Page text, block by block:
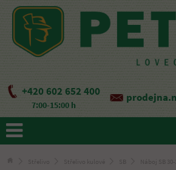
+420 602 652 400
7:00-15:00 h
Střelivo Střelivo kulové SB Náboj SB 30-